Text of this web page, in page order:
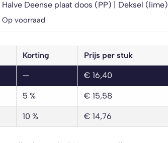
Halve Deense plaat doos (PP) | Deksel (lime)
Op voorraad
Korting Prijs per stuk
— € 16,40
5 % € 15,58
10 % € 14,76